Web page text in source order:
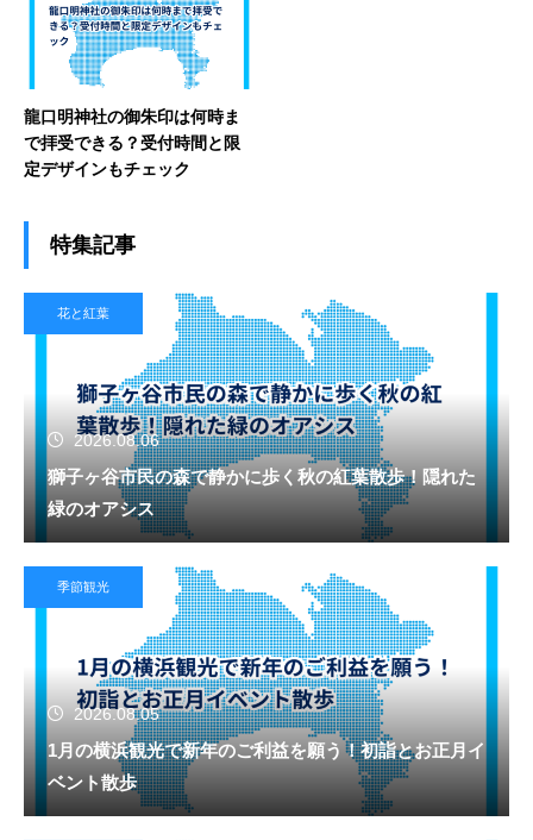
龍口明神社の御朱印は何時ま
で拝受できる？受付時間と限
定デザインもチェック
特集記事
花と紅葉
2026.08.06
獅子ヶ谷市民の森で静かに歩く秋の紅葉散歩！隠れた
緑のオアシス
季節観光
2026.08.05
1月の横浜観光で新年のご利益を願う！初詣とお正月イ
ベント散歩